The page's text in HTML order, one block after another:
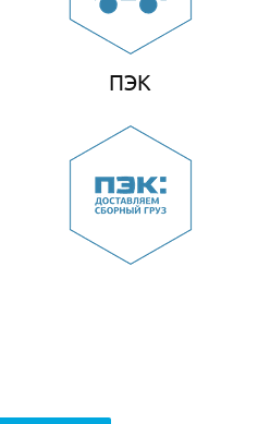
ПЭК